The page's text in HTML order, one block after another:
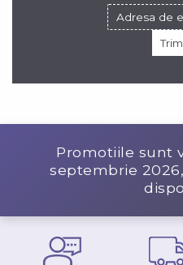
Promotiile sunt
septembrie 2026